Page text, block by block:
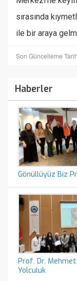
sırasında
ile bir araya
Son Güncelleme
Haberler
Gönüllüyüz Biz
Prof. Dr.
Yolculuk